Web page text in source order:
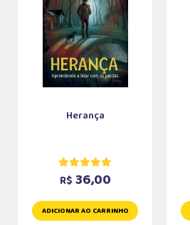
Herança
R$ 36,00
ADICIONAR AO CARRINHO